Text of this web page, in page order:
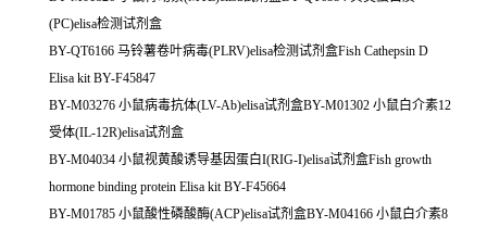
(PC)elisa检测试剂盒
BY-QT6166 马铃薯卷叶病毒(PLRV)elisa检测试剂盒Fish Cathepsin D
Elisa kit BY-F45847
BY-M03276 小鼠病毒抗体(LV-Ab)elisa试剂盒BY-M01302 小鼠白介素12
受体(IL-12R)elisa试剂盒
BY-M04034 小鼠视黄酸诱导基因蛋白I(RIG-I)elisa试剂盒Fish growth
hormone binding protein Elisa kit BY-F45664
BY-M01785 小鼠酸性磷酸酶(ACP)elisa试剂盒BY-M04166 小鼠白介素8